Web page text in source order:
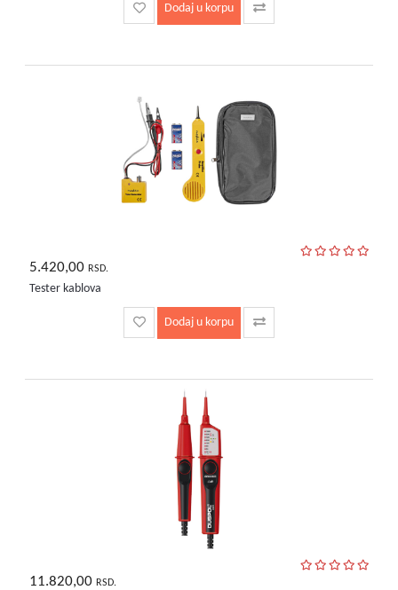
Dodaj u korpu
5.420,00 RSD.
Tester kablova
Dodaj u korpu
11.820,00 RSD.